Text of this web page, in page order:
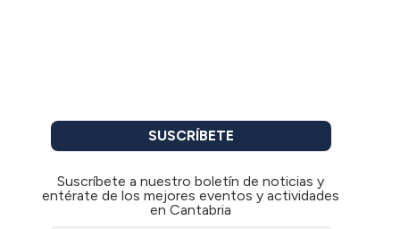
SUSCRÍBETE
Suscríbete a nuestro boletín de noticias y
entérate de los mejores eventos y actividades
en Cantabria